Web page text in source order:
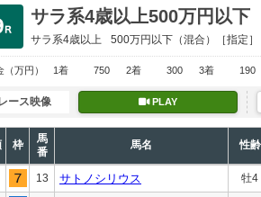
サラ系4歳以上500万円以下
サラ系4歳以上 500万円以下 （混合）［指定］
（万円） 1着 750 2着 300 3着 190
ース映像 PLAY
枠
馬
番
馬名 性齢
13 サトノシリウス 牡4